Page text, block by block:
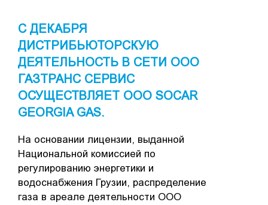
С ДЕКАБРЯ
ДИСТРИБЬЮТОРСКУЮ
ДЕЯТЕЛЬНОСТЬ В СЕТИ ООО
ГАЗТРАНС СЕРВИС
ОСУЩЕСТВЛЯЕТ ООО SOCAR
GEORGIA GAS.
На основании лицензии, выданной
Национальной комиссией по
регулированию энергетики и
водоснабжения Грузии, распределение
газа в ареале деятельности ООО